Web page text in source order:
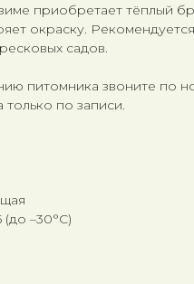
приобретает тёплый
окраску.
садов.
питомника звоните по
по записи.
–30°C)